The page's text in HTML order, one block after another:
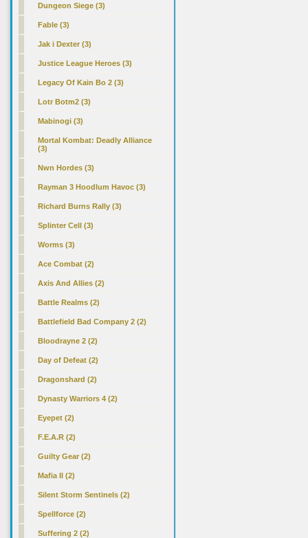
Dungeon Siege (3)
Fable (3)
Jak i Dexter (3)
Justice League Heroes (3)
Legacy Of Kain Bo 2 (3)
Lotr Botm2 (3)
Mabinogi (3)
Mortal Kombat: Deadly Alliance
(3)
Nwn Hordes (3)
Rayman 3 Hoodlum Havoc (3)
Richard Burns Rally (3)
Splinter Cell (3)
Worms (3)
Ace Combat (2)
Axis And Allies (2)
Battle Realms (2)
Battlefield Bad Company 2 (2)
Bloodrayne 2 (2)
Day of Defeat (2)
Dragonshard (2)
Dynasty Warriors 4 (2)
Eyepet (2)
F.E.A.R (2)
Guilty Gear (2)
Mafia II (2)
Silent Storm Sentinels (2)
Spellforce (2)
Suffering 2 (2)